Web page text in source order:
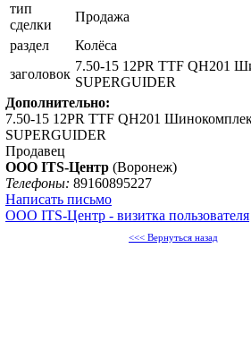
тип
сделки
Продажа
раздел
Колёса
заголовок
7.50-15 12PR TTF QH201
SUPERGUIDER
Дополнительно:
7.50-15 12PR TTF QH201
SUPERGUIDER
Продавец
OOO ITS-Центр (Воронеж)
Телефоны: 89160895227
Написать письмо
OOO ITS-Центр - визитка пользователя
<<< Вернуться назад